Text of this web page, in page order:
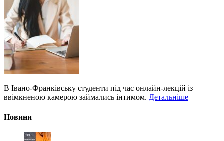
В Івано-Франківську студенти під час онлайн-лекцій із
ввімкненою камерою займались інтимом. Детальніше
Новини